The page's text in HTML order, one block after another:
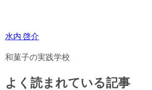
水内 啓介
和菓子の実践学校
よく読まれている記事